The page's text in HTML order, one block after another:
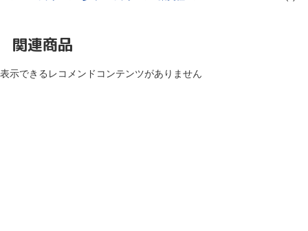
関連商品
表示できるレコメンドコンテンツがありません